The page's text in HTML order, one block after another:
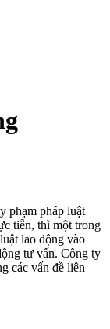
phạm pháp luật
tiễn, thì một trong
lao động vào
tư vấn. Công ty
các vấn đề liên